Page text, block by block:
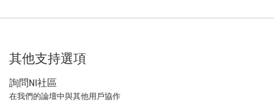
其他支持選項
詢問NI社區
在我們的論壇中與其他用戶協作